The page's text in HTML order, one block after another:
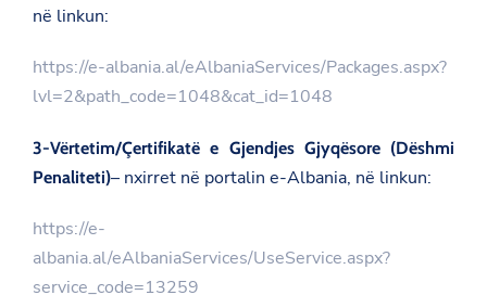
në linkun:
https://e-albania.al/eAlbaniaServices/Packages.aspx?
lvl=2&path_code=1048&cat_id=1048
3-Vërtetim/Çertifikatë e Gjendjes Gjyqësore (Dëshmi
Penaliteti)– nxirret në portalin e-Albania, në linkun:
https://e-
albania.al/eAlbaniaServices/UseService.aspx?
service_code=13259